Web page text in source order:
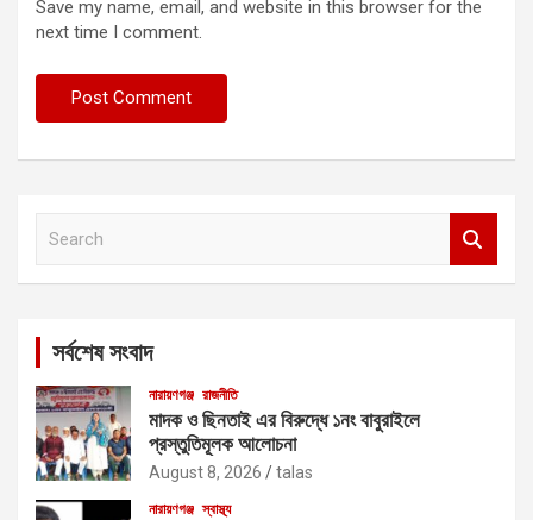
Save my name, email, and website in this browser for the
next time I comment.
সর্বশেষ সংবাদ
নারায়ণগঞ্জ রাজনীতি
মাদক ও ছিনতাই এর বিরুদ্ধে ১নং বাবুরাইলে
প্রস্তুতিমূলক আলোচনা
August 8, 2026 talas
নারায়ণগঞ্জ স্বাস্থ্য